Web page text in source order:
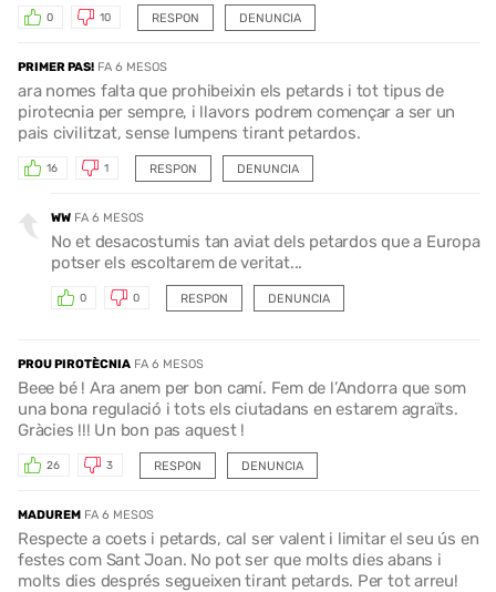
RESPON
0 10 DENUNCIA
PRIMER PAS! FA 6 MESOS
ara nomes falta que prohibeixin els petards i tot tipus de
pirotecnia per sempre, i llavors podrem començar a ser un
pais civilitzat, sense lumpens tirant petardos.
RESPON
16 1 DENUNCIA
WW FA 6 MESOS
No et desacostumis tan aviat dels petardos que a Europa
potser els escoltarem de veritat...
RESPON
0 0 DENUNCIA
PROU PIROTÈCNIA FA 6 MESOS
Beee bé ! Ara anem per bon camí. Fem de l’Andorra que som
una bona regulació i tots els ciutadans en estarem agraïts.
Gràcies !!! Un bon pas aquest !
RESPON
26 3 DENUNCIA
MADUREM FA 6 MESOS
Respecte a coets i petards, cal ser valent i limitar el seu ús en
festes com Sant Joan. No pot ser que molts dies abans i
molts dies després segueixen tirant petards. Per tot arreu!